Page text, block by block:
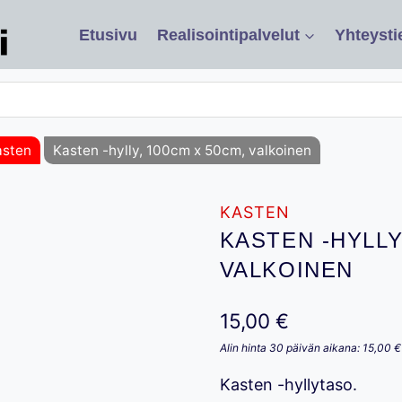
Etusivu Realisointipalvelut
Kasten -hylly, 100cm x 50cm, valkoinen
KASTEN
KASTEN -
VALKOINEN
15,00 €
Alin hinta 30 päivän aikana: 15,00 €
Kasten -hyllytaso.